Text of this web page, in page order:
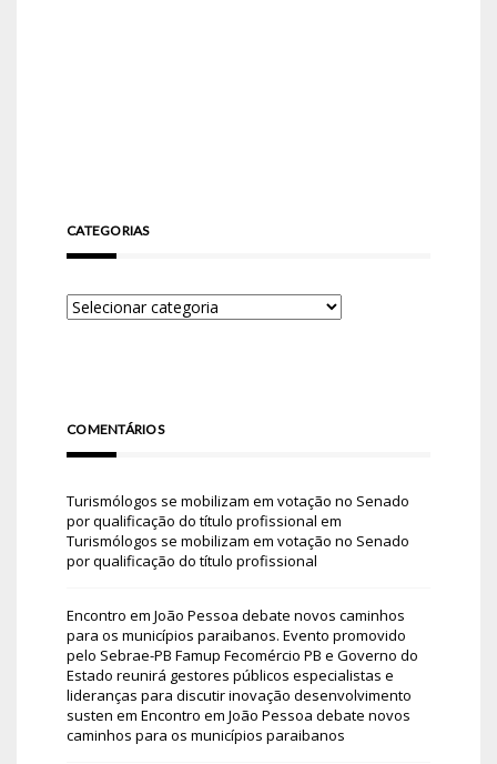
CATEGORIAS
COMENTÁRIOS
Turismólogos se mobilizam em votação no Senado
por qualificação do título profissional em
Turismólogos se mobilizam em votação no Senado
por qualificação do título profissional
Encontro em João Pessoa debate novos caminhos
para os municípios paraibanos. Evento promovido
pelo Sebrae-PB Famup Fecomércio PB e Governo do
Estado reunirá gestores públicos especialistas e
lideranças para discutir inovação desenvolvimento
susten em Encontro em João Pessoa debate novos
caminhos para os municípios paraibanos